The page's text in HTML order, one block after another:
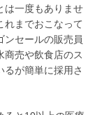
は一度もありませ
れまでおこなって
ンセールの販売員
商売や飲食店のス
るが簡単に採用さ